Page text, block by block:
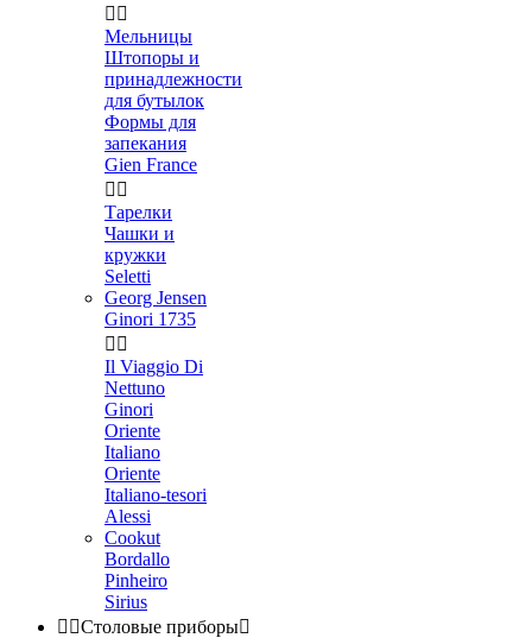
 
Мельницы
Штопоры и
принадлежности
для бутылок
Формы для
запекания
Gien France
 
Тарелки
Чашки и
кружки
Seletti
Georg Jensen
Ginori 1735
 
Il Viaggio Di
Nettuno
Ginori
Oriente
Italiano
Oriente
Italiano-tesori
Alessi
Cookut
Bordallo
Pinheiro
Sirius
 Столовые приборы